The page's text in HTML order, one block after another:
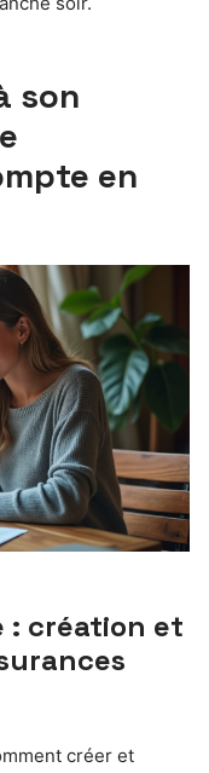
son
en
: création et
créer et